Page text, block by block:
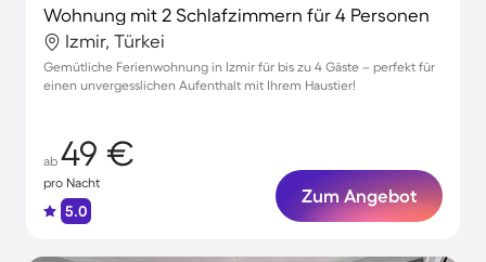
Wohnung mit 2 Schlafzimmern für 4 Personen
Izmir, Türkei
Gemütliche Ferienwohnung in Izmir für bis zu 4 Gäste – perfekt für
einen unvergesslichen Aufenthalt mit Ihrem Haustier!
ab 49 €
pro Nacht
5.0
Zum Angebot